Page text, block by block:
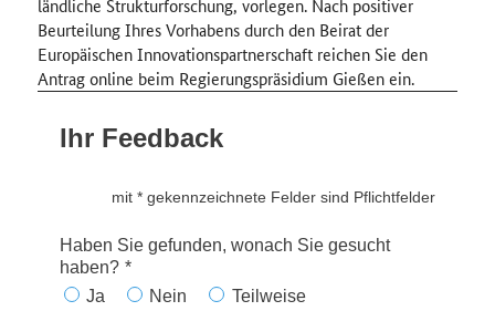
ländliche Strukturforschung, vorlegen. Nach positiver
Beurteilung Ihres Vorhabens durch den Beirat der
Europäischen Innovationspartnerschaft reichen Sie den
Antrag online beim Regierungspräsidium Gießen ein.